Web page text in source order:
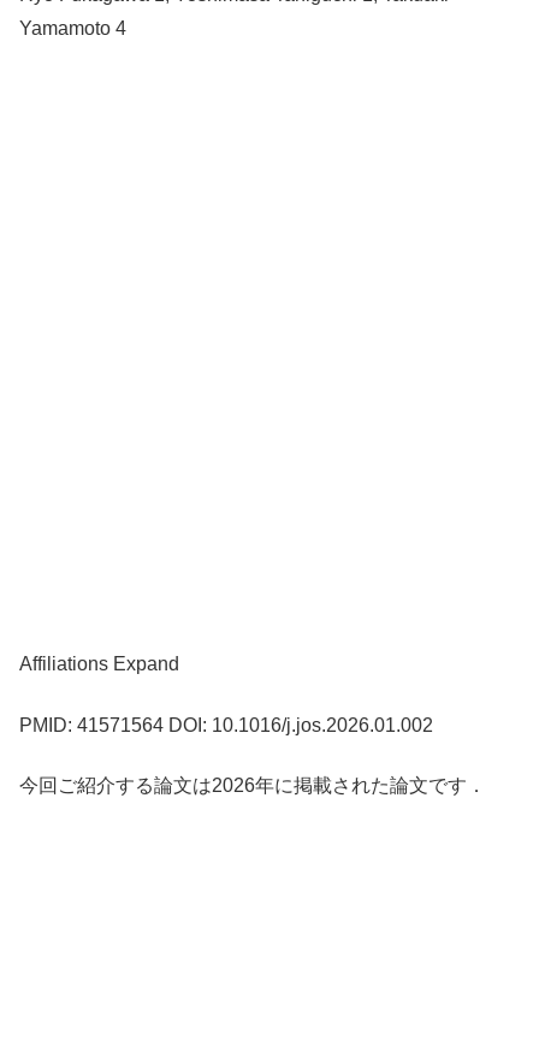
Yamamoto 4
Affiliations Expand
PMID: 41571564 DOI: 10.1016/j.jos.2026.01.002
今回ご紹介する論文は2026年に掲載された論文です．